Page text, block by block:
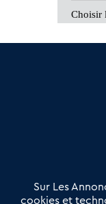
Choisir
Sur Les
cookies et